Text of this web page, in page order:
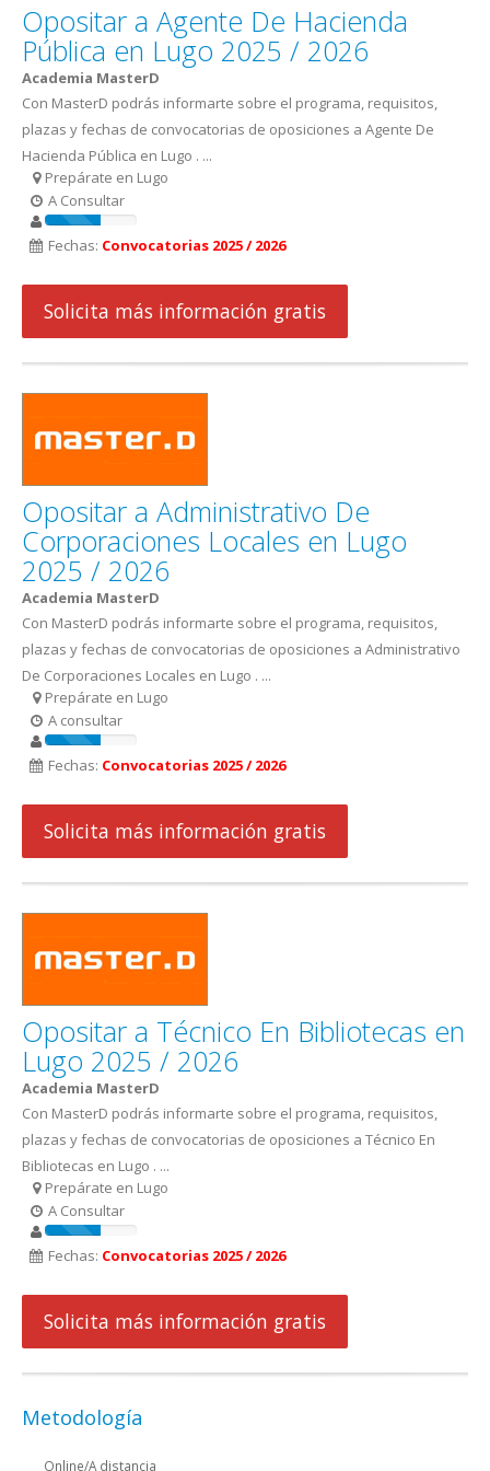
Opositar a Agente De Hacienda
Pública en Lugo 2025 / 2026
Academia MasterD
Con MasterD podrás informarte sobre el programa, requisitos,
plazas y fechas de convocatorias de oposiciones a Agente De
Hacienda Pública en Lugo . ...
Prepárate en Lugo
A Consultar
Fechas: Convocatorias 2025 / 2026
Solicita más información gratis
Opositar a Administrativo De
Corporaciones Locales en Lugo
2025 / 2026
Academia MasterD
Con MasterD podrás informarte sobre el programa, requisitos,
plazas y fechas de convocatorias de oposiciones a Administrativo
De Corporaciones Locales en Lugo . ...
Prepárate en Lugo
A consultar
Fechas: Convocatorias 2025 / 2026
Solicita más información gratis
Opositar a Técnico En Bibliotecas en
Lugo 2025 / 2026
Academia MasterD
Con MasterD podrás informarte sobre el programa, requisitos,
plazas y fechas de convocatorias de oposiciones a Técnico En
Bibliotecas en Lugo . ...
Prepárate en Lugo
A Consultar
Fechas: Convocatorias 2025 / 2026
Solicita más información gratis
Metodología
Online/A distancia